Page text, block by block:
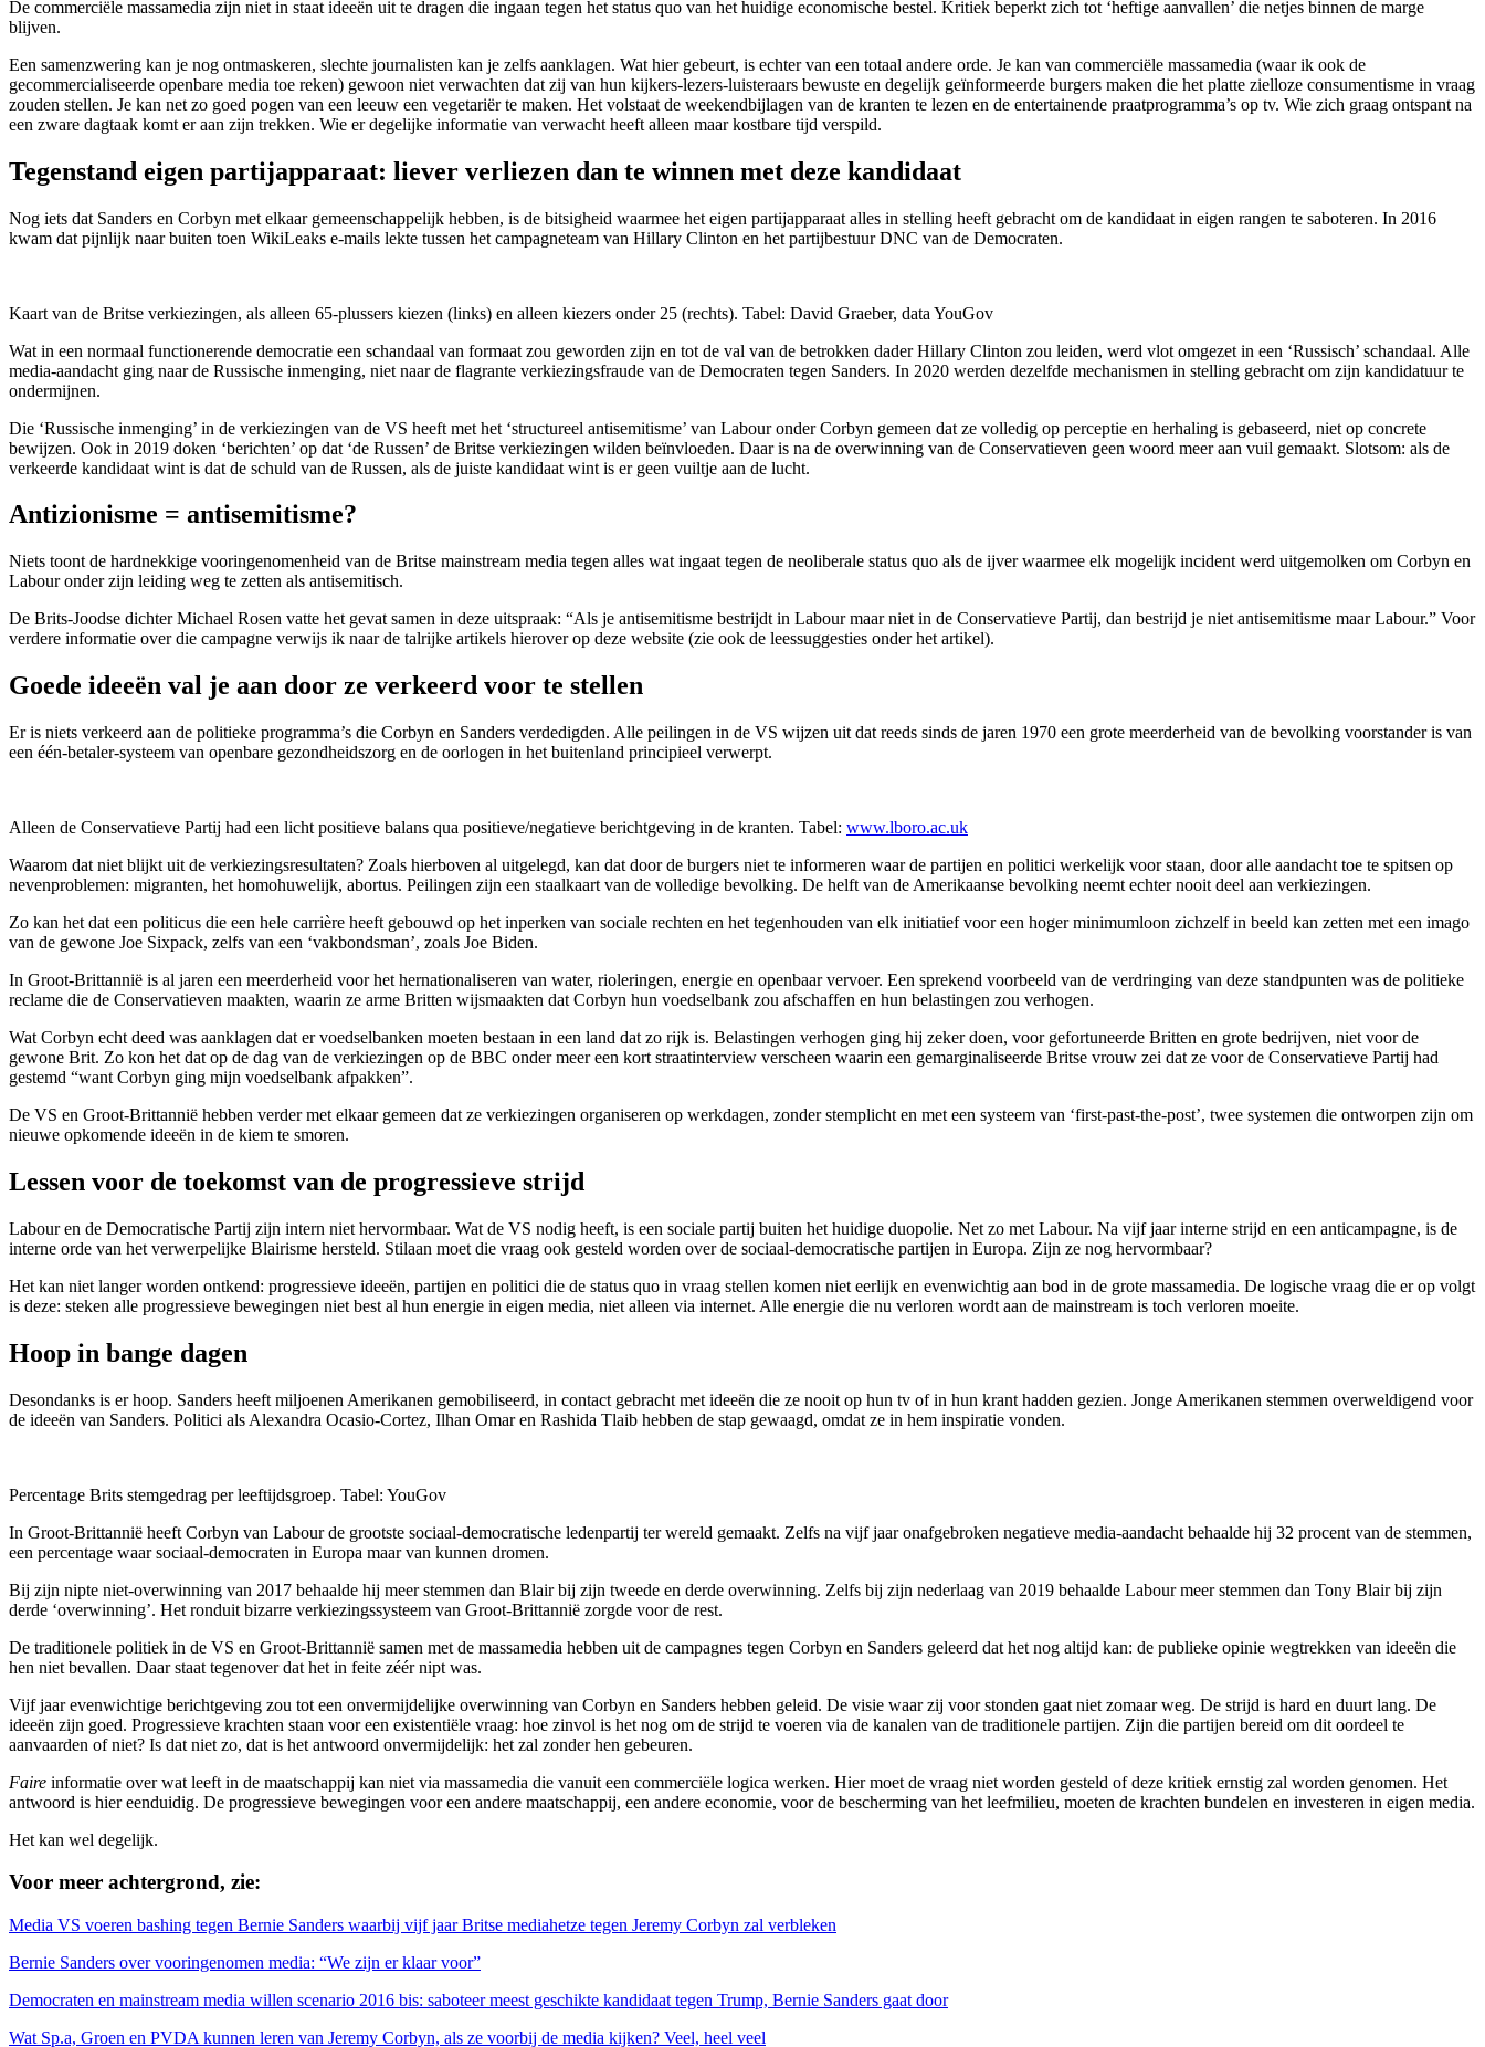
De commerciële massamedia zijn niet in staat ideeën uit te dragen die ingaan tegen het status quo van het huidige economische bestel. Kritiek beperkt zich tot ‘heftige aanvallen’ die netjes binnen de marge
blijven.
Een samenzwering kan je nog ontmaskeren, slechte journalisten kan je zelfs aanklagen. Wat hier gebeurt, is echter van een totaal andere orde. Je kan van commerciële massamedia (waar ik ook de
gecommercialiseerde openbare media toe reken) gewoon niet verwachten dat zij van hun kijkers-lezers-luisteraars bewuste en degelijk geïnformeerde burgers maken die het platte zielloze consumentisme in vraag
zouden stellen. Je kan net zo goed pogen van een leeuw een vegetariër te maken. Het volstaat de weekendbijlagen van de kranten te lezen en de entertainende praatprogramma’s op tv. Wie zich graag ontspant na
een zware dagtaak komt er aan zijn trekken. Wie er degelijke informatie van verwacht heeft alleen maar kostbare tijd verspild.
Tegenstand eigen partijapparaat: liever verliezen dan te winnen met deze kandidaat
Nog iets dat Sanders en Corbyn met elkaar gemeenschappelijk hebben, is de bitsigheid waarmee het eigen partijapparaat alles in stelling heeft gebracht om de kandidaat in eigen rangen te saboteren. In 2016
kwam dat pijnlijk naar buiten toen WikiLeaks e-mails lekte tussen het campagneteam van Hillary Clinton en het partijbestuur DNC van de Democraten.
Kaart van de Britse verkiezingen, als alleen 65-plussers kiezen (links) en alleen kiezers onder 25 (rechts). Tabel: David Graeber, data YouGov
Wat in een normaal functionerende democratie een schandaal van formaat zou geworden zijn en tot de val van de betrokken dader Hillary Clinton zou leiden, werd vlot omgezet in een ‘Russisch’ schandaal. Alle
media-aandacht ging naar de Russische inmenging, niet naar de flagrante verkiezingsfraude van de Democraten tegen Sanders. In 2020 werden dezelfde mechanismen in stelling gebracht om zijn kandidatuur te
ondermijnen.
Die ‘Russische inmenging’ in de verkiezingen van de VS heeft met het ‘structureel antisemitisme’ van Labour onder Corbyn gemeen dat ze volledig op perceptie en herhaling is gebaseerd, niet op concrete
bewijzen. Ook in 2019 doken ‘berichten’ op dat ‘de Russen’ de Britse verkiezingen wilden beïnvloeden. Daar is na de overwinning van de Conservatieven geen woord meer aan vuil gemaakt. Slotsom: als de
verkeerde kandidaat wint is dat de schuld van de Russen, als de juiste kandidaat wint is er geen vuiltje aan de lucht.
Antizionisme = antisemitisme?
Niets toont de hardnekkige vooringenomenheid van de Britse mainstream media tegen alles wat ingaat tegen de neoliberale status quo als de ijver waarmee elk mogelijk incident werd uitgemolken om Corbyn en
Labour onder zijn leiding weg te zetten als antisemitisch.
De Brits-Joodse dichter Michael Rosen vatte het gevat samen in deze uitspraak: “Als je antisemitisme bestrijdt in Labour maar niet in de Conservatieve Partij, dan bestrijd je niet antisemitisme maar Labour.” Voor
verdere informatie over die campagne verwijs ik naar de talrijke artikels hierover op deze website (zie ook de leessuggesties onder het artikel).
Goede ideeën val je aan door ze verkeerd voor te stellen
Er is niets verkeerd aan de politieke programma’s die Corbyn en Sanders verdedigden. Alle peilingen in de VS wijzen uit dat reeds sinds de jaren 1970 een grote meerderheid van de bevolking voorstander is van
een één-betaler-systeem van openbare gezondheidszorg en de oorlogen in het buitenland principieel verwerpt.
Alleen de Conservatieve Partij had een licht positieve balans qua positieve/negatieve berichtgeving in de kranten. Tabel: www.lboro.ac.uk
Waarom dat niet blijkt uit de verkiezingsresultaten? Zoals hierboven al uitgelegd, kan dat door de burgers niet te informeren waar de partijen en politici werkelijk voor staan, door alle aandacht toe te spitsen op
nevenproblemen: migranten, het homohuwelijk, abortus. Peilingen zijn een staalkaart van de volledige bevolking. De helft van de Amerikaanse bevolking neemt echter nooit deel aan verkiezingen.
Zo kan het dat een politicus die een hele carrière heeft gebouwd op het inperken van sociale rechten en het tegenhouden van elk initiatief voor een hoger minimumloon zichzelf in beeld kan zetten met een imago
van de gewone Joe Sixpack, zelfs van een ‘vakbondsman’, zoals Joe Biden.
In Groot-Brittannië is al jaren een meerderheid voor het hernationaliseren van water, rioleringen, energie en openbaar vervoer. Een sprekend voorbeeld van de verdringing van deze standpunten was de politieke
reclame die de Conservatieven maakten, waarin ze arme Britten wijsmaakten dat Corbyn hun voedselbank zou afschaffen en hun belastingen zou verhogen.
Wat Corbyn echt deed was aanklagen dat er voedselbanken moeten bestaan in een land dat zo rijk is. Belastingen verhogen ging hij zeker doen, voor gefortuneerde Britten en grote bedrijven, niet voor de
gewone Brit. Zo kon het dat op de dag van de verkiezingen op de BBC onder meer een kort straatinterview verscheen waarin een gemarginaliseerde Britse vrouw zei dat ze voor de Conservatieve Partij had
gestemd “want Corbyn ging mijn voedselbank afpakken”.
De VS en Groot-Brittannië hebben verder met elkaar gemeen dat ze verkiezingen organiseren op werkdagen, zonder stemplicht en met een systeem van ‘first-past-the-post’, twee systemen die ontworpen zijn om
nieuwe opkomende ideeën in de kiem te smoren.
Lessen voor de toekomst van de progressieve strijd
Labour en de Democratische Partij zijn intern niet hervormbaar. Wat de VS nodig heeft, is een sociale partij buiten het huidige duopolie. Net zo met Labour. Na vijf jaar interne strijd en een anticampagne, is de
interne orde van het verwerpelijke Blairisme hersteld. Stilaan moet die vraag ook gesteld worden over de sociaal-democratische partijen in Europa. Zijn ze nog hervormbaar?
Het kan niet langer worden ontkend: progressieve ideeën, partijen en politici die de status quo in vraag stellen komen niet eerlijk en evenwichtig aan bod in de grote massamedia. De logische vraag die er op volgt
is deze: steken alle progressieve bewegingen niet best al hun energie in eigen media, niet alleen via internet. Alle energie die nu verloren wordt aan de mainstream is toch verloren moeite.
Hoop in bange dagen
Desondanks is er hoop. Sanders heeft miljoenen Amerikanen gemobiliseerd, in contact gebracht met ideeën die ze nooit op hun tv of in hun krant hadden gezien. Jonge Amerikanen stemmen overweldigend voor
de ideeën van Sanders. Politici als Alexandra Ocasio-Cortez, Ilhan Omar en Rashida Tlaib hebben de stap gewaagd, omdat ze in hem inspiratie vonden.
Percentage Brits stemgedrag per leeftijdsgroep. Tabel: YouGov
In Groot-Brittannië heeft Corbyn van Labour de grootste sociaal-democratische ledenpartij ter wereld gemaakt. Zelfs na vijf jaar onafgebroken negatieve media-aandacht behaalde hij 32 procent van de stemmen,
een percentage waar sociaal-democraten in Europa maar van kunnen dromen.
Bij zijn nipte niet-overwinning van 2017 behaalde hij meer stemmen dan Blair bij zijn tweede en derde overwinning. Zelfs bij zijn nederlaag van 2019 behaalde Labour meer stemmen dan Tony Blair bij zijn
derde ‘overwinning’. Het ronduit bizarre verkiezingssysteem van Groot-Brittannië zorgde voor de rest.
De traditionele politiek in de VS en Groot-Brittannië samen met de massamedia hebben uit de campagnes tegen Corbyn en Sanders geleerd dat het nog altijd kan: de publieke opinie wegtrekken van ideeën die
hen niet bevallen. Daar staat tegenover dat het in feite zéér nipt was.
Vijf jaar evenwichtige berichtgeving zou tot een onvermijdelijke overwinning van Corbyn en Sanders hebben geleid. De visie waar zij voor stonden gaat niet zomaar weg. De strijd is hard en duurt lang. De
ideeën zijn goed. Progressieve krachten staan voor een existentiële vraag: hoe zinvol is het nog om de strijd te voeren via de kanalen van de traditionele partijen. Zijn die partijen bereid om dit oordeel te
aanvaarden of niet? Is dat niet zo, dat is het antwoord onvermijdelijk: het zal zonder hen gebeuren.
Faire informatie over wat leeft in de maatschappij kan niet via massamedia die vanuit een commerciële logica werken. Hier moet de vraag niet worden gesteld of deze kritiek ernstig zal worden genomen. Het
antwoord is hier eenduidig. De progressieve bewegingen voor een andere maatschappij, een andere economie, voor de bescherming van het leefmilieu, moeten de krachten bundelen en investeren in eigen media.
Het kan wel degelijk.
Voor meer achtergrond, zie:
Media VS voeren bashing tegen Bernie Sanders waarbij vijf jaar Britse mediahetze tegen Jeremy Corbyn zal verbleken
Bernie Sanders over vooringenomen media: “We zijn er klaar voor”
Democraten en mainstream media willen scenario 2016 bis: saboteer meest geschikte kandidaat tegen Trump, Bernie Sanders gaat door
Wat Sp.a, Groen en PVDA kunnen leren van Jeremy Corbyn, als ze voorbij de media kijken? Veel, heel veel